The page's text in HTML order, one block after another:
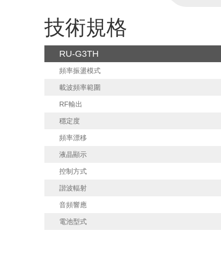
技術規格
RU-G3TH
頻率振盪模式
載波頻率範圍
RF輸出
穩定度
頻率漂移
液晶顯示
控制方式
諧波輻射
音頻響應
電池型式